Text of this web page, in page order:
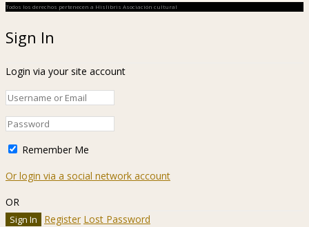
Todos los derechos pertenecen a Hislibris Asociación cultural
Sign In
Login via your site account
Remember Me
Or login via a social network account
OR
Register Lost Password